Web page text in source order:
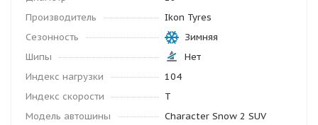
Производитель
Ikon Tyres
Сезонность
Зимняя
Шипы
Нет
Индекс нагрузки
104
Индекс скорости
T
Модель автошины
Character Snow 2 SUV